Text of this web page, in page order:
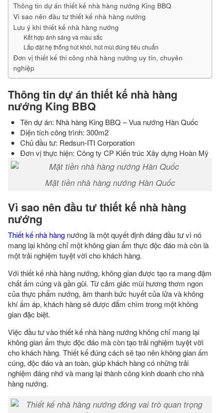
Thông tin dự án thiết kế nhà hàng nướng King BBQ
Vì sao nên đầu tư thiết kế nhà hàng nướng
Lưu ý khi thiết kế nhà hàng nướng
Kết hợp ánh sáng và màu sắc
Lắp đặt hệ thống hút khói, hút mùi đúng tiêu chuẩn
Đơn vị thiết kế thi công nhà hàng nướng uy tín, chuyên
nghiệp
Thông tin dự án thiết kế nhà hàng
nướng King BBQ
Tên dự án: Nhà hàng King BBQ – Vua nướng Hàn Quốc
Diện tích công trình: 300m2
Chủ đầu tư: Redsun-ITI Corporation
Đơn vị thực hiện: Công ty CP Kiến trúc Xây dựng Hoàn Mỹ
Mặt tiền nhà hàng nướng Hàn Quốc
Vì sao nên đầu tư thiết kế nhà hàng
nướng
Thiết kế nhà hàng nướng là một quyết định đáng đầu tư vì nó
mang lại không chỉ một không gian ẩm thực độc đáo mà còn là
một trải nghiệm tuyệt vời cho khách hàng.
Với thiết kế nhà hàng nướng, không gian được tạo ra mang đậm
chất ấm cúng và gần gũi. Từ cảm giác mùi hương thơm ngon
của thực phẩm nướng, âm thanh bức huyết của lửa và không
khí ấm áp, khách hàng sẽ được đắm chìm trong một không
gian đặc biệt.
Việc đầu tư vào thiết kế nhà hàng nướng không chỉ mang lại
không gian ẩm thực độc đáo mà còn tạo trải nghiệm tuyệt vời
cho khách hàng. Thiết kế đúng cách sẽ tạo nên không gian ấm
cúng, độc đáo và an toàn, giúp khách hàng có những trải
nghiệm đáng nhớ và mang lại thành công kinh doanh cho nhà
hàng nướng.